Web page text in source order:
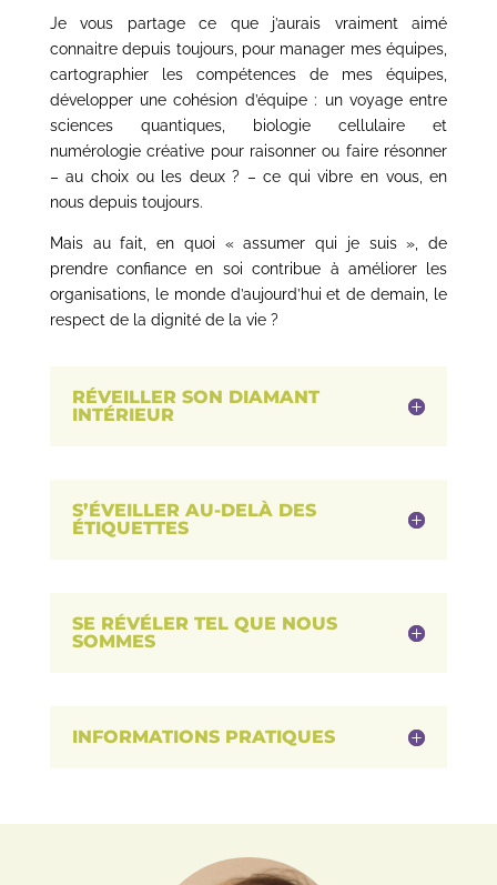
Je vous partage ce que j’aurais vraiment aimé
connaitre depuis toujours, pour manager mes équipes,
cartographier les compétences de mes équipes,
développer une cohésion d’équipe : un voyage entre
sciences quantiques, biologie cellulaire et
numérologie créative pour raisonner ou faire résonner
– au choix ou les deux ? – ce qui vibre en vous, en
nous depuis toujours.
Mais au fait, en quoi « assumer qui je suis », de
prendre confiance en soi contribue à améliorer les
organisations, le monde d’aujourd’hui et de demain, le
respect de la dignité de la vie ?
RÉVEILLER SON DIAMANT
INTÉRIEUR
S’ÉVEILLER AU-DELÀ DES
ÉTIQUETTES
SE RÉVÉLER TEL QUE NOUS
SOMMES
INFORMATIONS PRATIQUES